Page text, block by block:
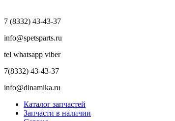
7 (8332) 43-43-37
info@spetsparts.ru
tel whatsapp viber
7(8332) 43-43-37
info@dinamika.ru
Каталог запчастей
Запчасти в наличии